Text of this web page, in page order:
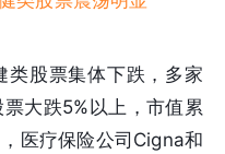
类股票集体下跌，多家
大跌5%以上，市值累
医疗保险公司Cigna和